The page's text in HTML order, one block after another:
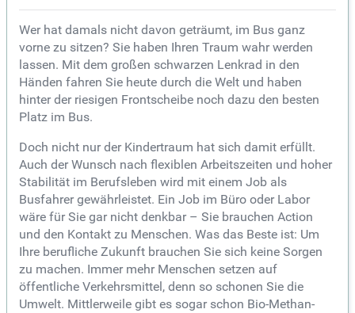
Wer hat damals nicht davon geträumt, im Bus ganz
vorne zu sitzen? Sie haben Ihren Traum wahr werden
lassen. Mit dem großen schwarzen Lenkrad in den
Händen fahren Sie heute durch die Welt und haben
hinter der riesigen Frontscheibe noch dazu den besten
Platz im Bus.
Doch nicht nur der Kindertraum hat sich damit erfüllt.
Auch der Wunsch nach flexiblen Arbeitszeiten und hoher
Stabilität im Berufsleben wird mit einem Job als
Busfahrer gewährleistet. Ein Job im Büro oder Labor
wäre für Sie gar nicht denkbar – Sie brauchen Action
und den Kontakt zu Menschen. Was das Beste ist: Um
Ihre berufliche Zukunft brauchen Sie sich keine Sorgen
zu machen. Immer mehr Menschen setzen auf
öffentliche Verkehrsmittel, denn so schonen Sie die
Umwelt. Mittlerweile gibt es sogar schon Bio-Methan-